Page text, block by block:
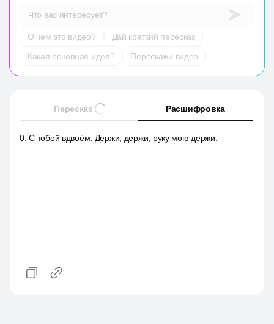
Что вас интересует?
О чем это видео?
Дай краткий пересказ
Какая основная идея?
Перескажи видео
Пересказ Расшифровка
0:С тобой вдвоём. Держи, держи, руку мою держи.